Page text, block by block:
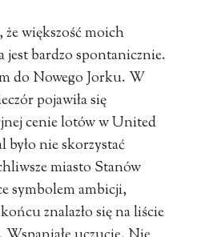
że większość moich
jest bardzo spontanicznie.
do Nowego Jorku. W
pojawiła się
cenie lotów w United
nie skorzystać
miasto Stanów
symbolem ambicji,
znalazło się na liście